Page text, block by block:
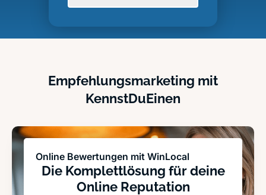
Empfehlungsmarketing mit
KennstDuEinen
Online Bewertungen mit WinLocal
Die Komplettlösung für deine
Online Reputation